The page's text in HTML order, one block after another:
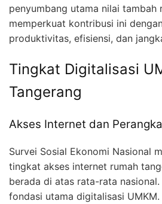
penyumbang utama nilai tambah
memperkuat kontribusi ini
produktivitas, efisiensi, dan
Tingkat Digitalisasi
Tangerang
Akses Internet dan
Survei Sosial Ekonomi Nasional
tingkat akses internet rumah
berada di atas rata-rata
fondasi utama digitalisasi